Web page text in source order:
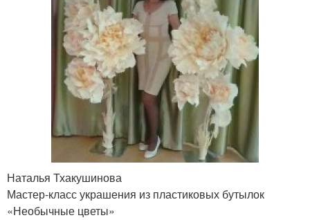
Наталья Тхакушинова
Мастер-класс украшения из пластиковых бутылок
«Необычные цветы»